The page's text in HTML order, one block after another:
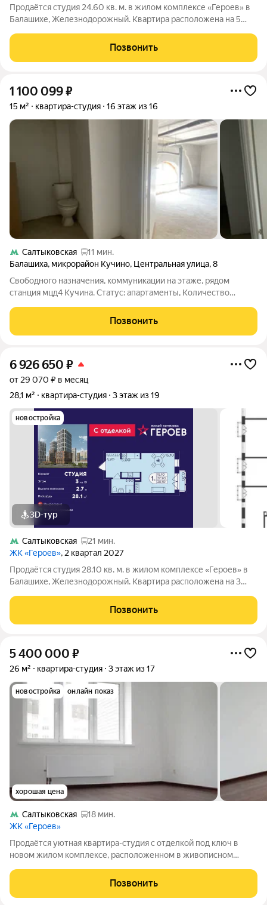
Продаётся студия 24.60 кв. м. в жилом комплексе «Героев» в
Балашихе, Железнодорожный. Квартира расположена на 5
минут до центра Москвы. При покупке квартиры в сданном
доме ключи выдаются
Позвонить
1 100 099₽
15 м² квартира-студия 16 этаж из 16
Салтыковская
11 мин.
Балашиха, микрорайон Кучино, Центральная улица,8
Свободного назначения, коммуникации на этаже, рядом
станция мцд4 Кучина. Статус: апартаменты, Количество
Этаж: 16 из 16, Ремонт: требуется, Стоимость ремонта: от 210
Позвонить
6 926 650 ₽
от 29 070 ₽ в месяц
28,1 м²
квартира-студия 3 этаж из 19
новостройка
3D-тур
Салтыковская
21 мин.
ЖК «Героев», 2 квартал 2027
Продаётся студия 28.10 кв. м. в жилом комплексе «Героев» в
Балашихе, Железнодорожный. Квартира расположена на 3
минут до центра Москвы. При покупке квартиры в сданном
доме ключи выдаются
Позвонить
5 400 000 ₽
26 м² квартира-студия 3 этаж из 17
новостройка онлайн показ
хорошая цена
Салтыковская
18 мин.
ЖК «Героев»
Продаётся уютная квартира-студия с отделкой под ключ в
новом жилом комплексе, расположенном в живописном
Квартира расположена на 3ем этаже 17ти этажного дома, что
обеспечивает прекрасный вид из
Позвонить